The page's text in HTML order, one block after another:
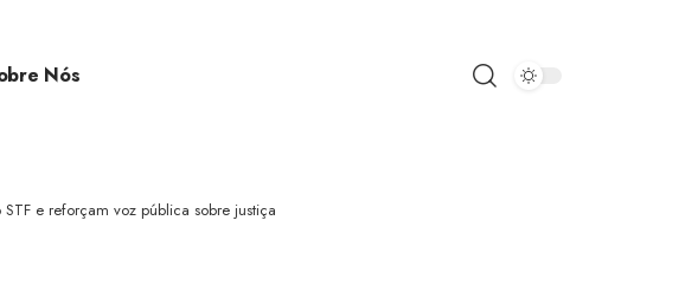
Nós
e reforçam voz pública sobre justiça